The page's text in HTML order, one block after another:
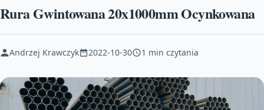
Rura Gwintowana 20x1000mm Ocynkowana
Andrzej Krawczyk 2022-10-30 1 min czytania